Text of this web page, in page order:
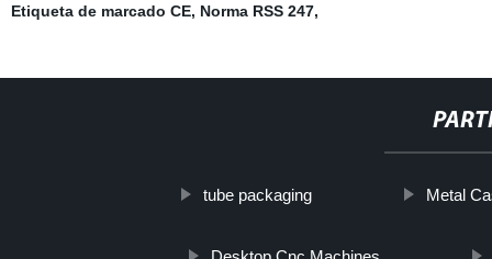
Etiqueta de marcado CE, Norma RSS 247,
tube packaging Metal